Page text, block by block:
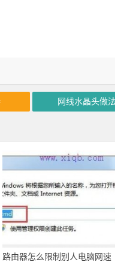
网线水晶头做
路由器怎么限制别人电脑网速